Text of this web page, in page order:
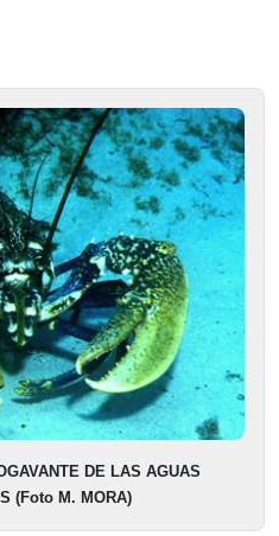
DE LAS AGUAS
(Foto M. MORA)